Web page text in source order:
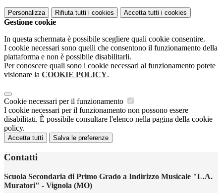
Personalizza Rifiuta tutti i cookies Accetta tutti i cookies
Gestione cookie
In questa schermata è possibile scegliere quali cookie consentire.
I cookie necessari sono quelli che consentono il funzionamento della
piattaforma e non è possibile disabilitarli.
Per conoscere quali sono i cookie necessari al funzionamento potete
visionare la COOKIE POLICY.
Cookie necessari per il funzionamento
I cookie necessari per il funzionamento non possono essere
disabilitati. È possibile consultare l'elenco nella pagina della cookie
policy.
Accetta tutti Salva le preferenze
Contatti
Scuola Secondaria di Primo Grado a Indirizzo Musicale "L.A.
Muratori" - Vignola (MO)